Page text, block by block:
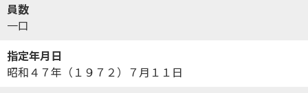
員数
一口
指定年月日
昭和４７年（１９７２）７月１１日